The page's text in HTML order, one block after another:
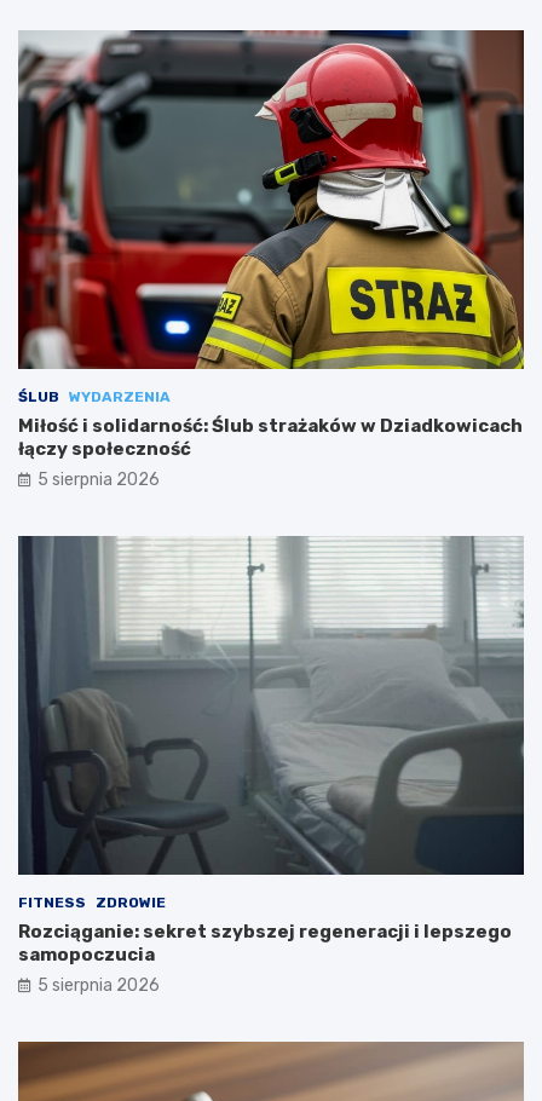
ŚLUB WYDARZENIA
Miłość i solidarność: Ślub strażaków w Dziadkowicach
łączy społeczność
5 sierpnia 2026
FITNESS ZDROWIE
Rozciąganie: sekret szybszej regeneracji i lepszego
samopoczucia
5 sierpnia 2026